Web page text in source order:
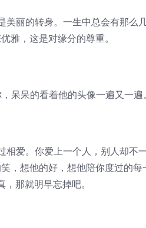
丽的转身。一生中总会有那么
雅，这是对缘分的尊重。
呆的看着他的头像一遍又一遍。
爱。你爱上一个人，别人却不
，想他的好，想他陪你度过的每
那就明早忘掉吧。